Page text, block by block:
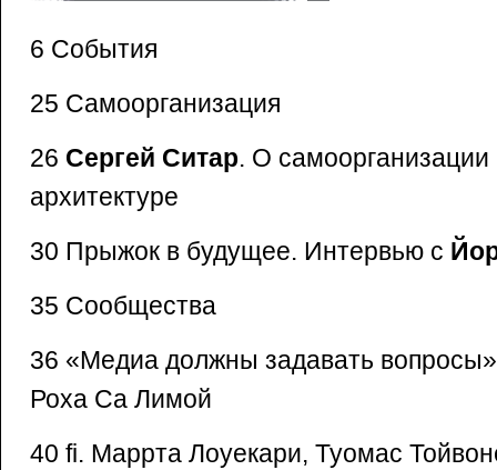
6 События
25 Самоорганизация
26 Сергей Ситар. О самоорганизации
архитектуре
30 Прыжок в будущее. Интервью с
35 Сообщества
36 «Медиа должны задавать
Роха Са Лимой
40 fi. Маррта Лоуекари, Туомас